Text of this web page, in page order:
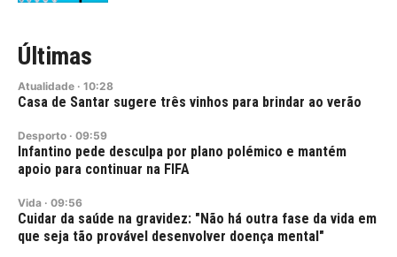
Últimas
Atualidade · 10:28
Casa de Santar sugere três vinhos para brindar ao verão
Desporto · 09:59
Infantino pede desculpa por plano polémico e mantém
apoio para continuar na FIFA
Vida · 09:56
Cuidar da saúde na gravidez: "Não há outra fase da vida em
que seja tão provável desenvolver doença mental"